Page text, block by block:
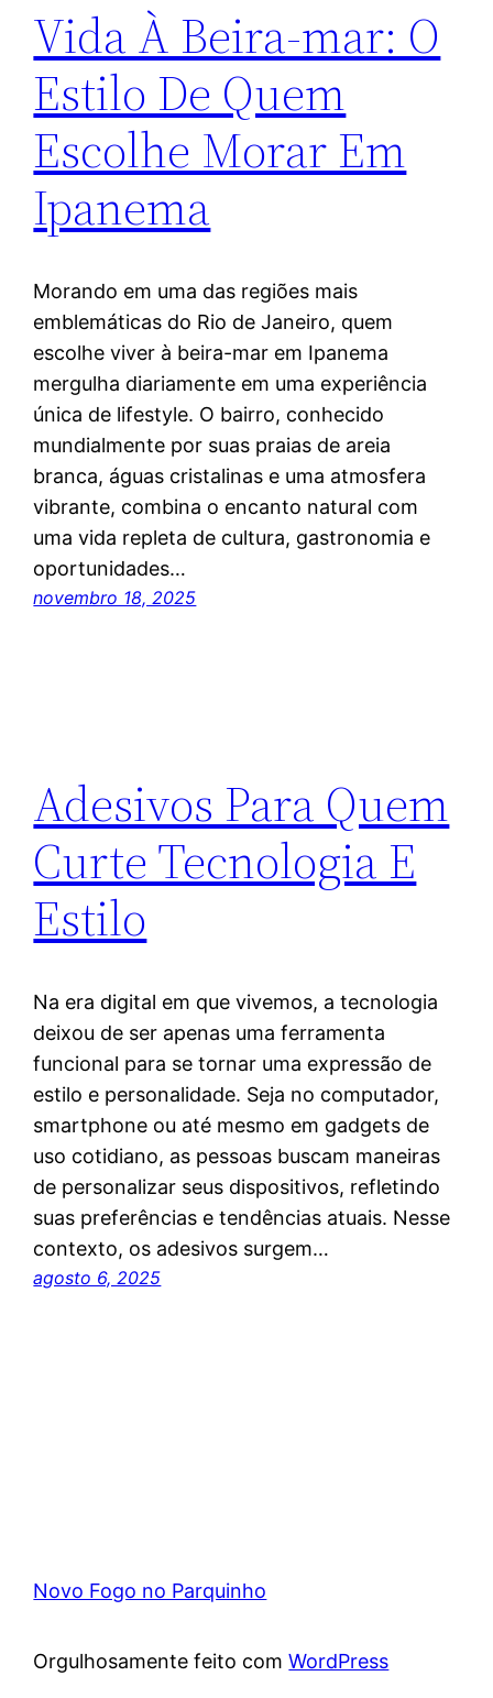
Vida À Beira-mar: O
Estilo De Quem
Escolhe Morar Em
Ipanema
Morando em uma das regiões mais
emblemáticas do Rio de Janeiro, quem
escolhe viver à beira-mar em Ipanema
mergulha diariamente em uma experiência
única de lifestyle. O bairro, conhecido
mundialmente por suas praias de areia
branca, águas cristalinas e uma atmosfera
vibrante, combina o encanto natural com
uma vida repleta de cultura, gastronomia e
oportunidades…
novembro 18, 2025
Adesivos Para Quem
Curte Tecnologia E
Estilo
Na era digital em que vivemos, a tecnologia
deixou de ser apenas uma ferramenta
funcional para se tornar uma expressão de
estilo e personalidade. Seja no computador,
smartphone ou até mesmo em gadgets de
uso cotidiano, as pessoas buscam maneiras
de personalizar seus dispositivos, refletindo
suas preferências e tendências atuais. Nesse
contexto, os adesivos surgem…
agosto 6, 2025
Novo Fogo no Parquinho
Orgulhosamente feito comWordPress